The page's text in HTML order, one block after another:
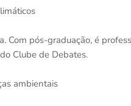
Com pós-graduação, é
Clube de Debates.
ambientais